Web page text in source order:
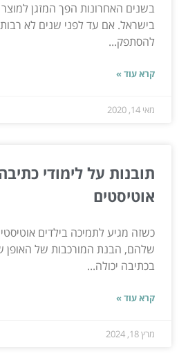
בשנים האחרונות הפך המזגן
בישראל. אם עד לפני שנים לא רבות
להסתפק...
קרא עוד »
מאי 14, 2020
תובנות על לימודי
אוטיסטים
כשזה מגיע לתמיכה בילדים
שלהם, הבנת המורכבות של האופן
בכתיבה יכולה...
קרא עוד »
מרץ 18, 2024